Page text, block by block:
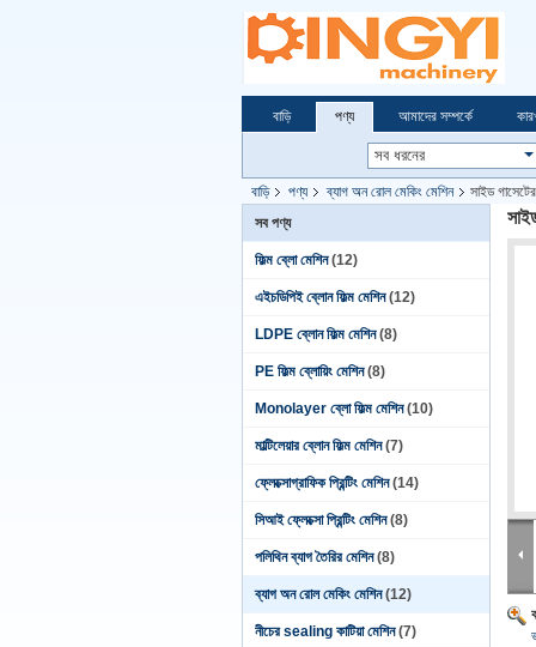
বাড়ি পণ্য আমাদের সম্পর্কে
বাড়ি পণ্য ব্যাগ অন রোল মেকিং মেশিন
সাইড
সব পণ্য
ফিল্ম ব্লো মেশিন (12)
এইচডিপিই ব্লোন ফিল্ম মেশিন (12)
LDPE ব্লোন ফিল্ম মেশিন (8)
PE ফিল্ম ব্লোয়িং মেশিন (8)
Monolayer ব্লো ফিল্ম মেশিন (10)
মাল্টিলেয়ার ব্লোন ফিল্ম মেশিন (7)
ফ্লেক্সোগ্রাফিক প্রিন্টিং মেশিন (14)
সিআই ফ্লেক্সো প্রিন্টিং মেশিন (8)
পলিথিন ব্যাগ তৈরির মেশিন (8)
ব্যাগ অন রোল মেকিং মেশিন (12)
নীচের sealing কাটিয়া মেশিন (7)